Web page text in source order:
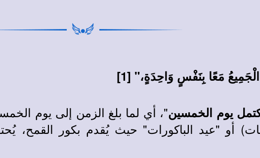
مَعًا بِنَفْسٍ وَاحِدَةٍ،" [1]
يوم الخمسين"، أي لما بلغ الزمن إلى يوم
أو "عيد الباكورات" حيث يُقدم بكور القمح،